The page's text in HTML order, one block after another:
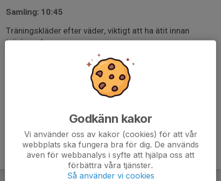
Samling: 10:45
Träningskläder efter väder, viktigt att ha ätit innan
träningen!
Benskydd på och egen vattenflaska!
Godkänn kakor
Vi använder oss av kakor (cookies) för att vår
webbplats ska fungera bra för dig. De används
även för webbanalys i syfte att hjälpa oss att
förbättra våra tjänster.
Så använder vi cookies